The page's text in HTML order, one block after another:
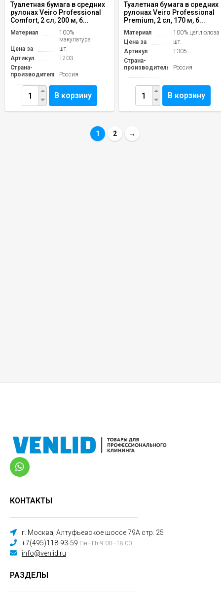
Туалетная бумага в средних
рулонах Veiro Professional
Comfort, 2 сл, 200 м, б...
Материал
100%
макулатура
Цена за
шт.
Артикул
T203
Страна-
производитель
Россия
В корзину
Туалетная бумага в средних
рулонах Veiro Professional
Premium, 2 сл, 170 м, б...
Материал
100% целлюлоза
Цена за
шт.
Артикул
T305
Страна-
производитель
Россия
В корзину
1 2 →
КОНТАКТЫ
г. Москва, Алтуфьевское шоссе 79А стр. 25
+7(495)118-93-59 Пн—Пт 9:00—18:00
info@venlid.ru
РАЗДЕЛЫ